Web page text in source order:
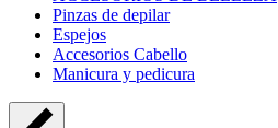
Pinzas de depilar
Espejos
Accesorios Cabello
Manicura y pedicura